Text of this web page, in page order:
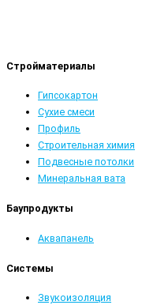
Стройматериалы
Гипсокартон
Сухие смеси
Профиль
Строительная химия
Подвесные потолки
Минеральная вата
Баупродукты
Аквапанель
Системы
Звукоизоляция